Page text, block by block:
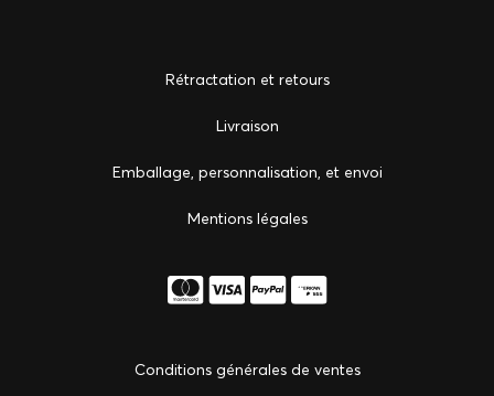
Rétractation et retours
Livraison
Emballage, personnalisation, et envoi
Mentions légales
Conditions générales de ventes